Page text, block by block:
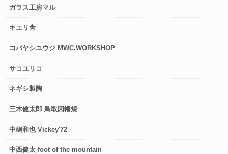
ガラス工房マル
キエリ舎
コバヤシユウジ MWC.WORKSHOP
サコユリコ
ネギシ製陶
三木健太郎 鳥取因幡焼
中嶋和也 Vickey'72
中西健太 foot of the mountain